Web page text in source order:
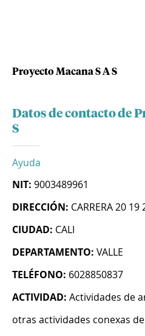
Proyecto Macana S A S
Datos de contacto de
S
Ayuda
NIT: 9003489961
DIRECCIÓN: CARRERA 20 19
CIUDAD: CALI
DEPARTAMENTO: VALLE
TELÉFONO: 6028850837
ACTIVIDAD: Actividades de
otras actividades conexas